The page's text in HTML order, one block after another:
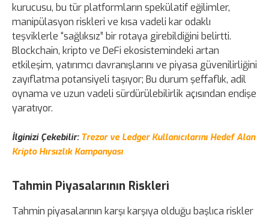
kurucusu, bu tür platformların spekülatif eğilimler,
manipülasyon riskleri ve kısa vadeli kar odaklı
teşviklerle “sağlıksız” bir rotaya girebildiğini belirtti.
Blockchain, kripto ve DeFi ekosistemindeki artan
etkileşim, yatırımcı davranışlarını ve piyasa güvenilirliğini
zayıflatma potansiyeli taşıyor; Bu durum şeffaflık, adil
oynama ve uzun vadeli sürdürülebilirlik açısından endişe
yaratıyor.
İlginizi Çekebilir: Trezor ve Ledger Kullanıcılarını Hedef Alan
Kripto Hırsızlık Kampanyası
Tahmin Piyasalarının Riskleri
Tahmin piyasalarının karşı karşıya olduğu başlıca riskler